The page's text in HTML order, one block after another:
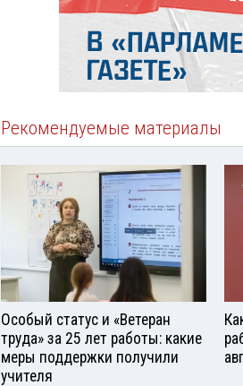
Рекомендуемые материалы
Особый статус и «Ветеран
труда» за 25 лет работы: какие
меры поддержки получили
учителя